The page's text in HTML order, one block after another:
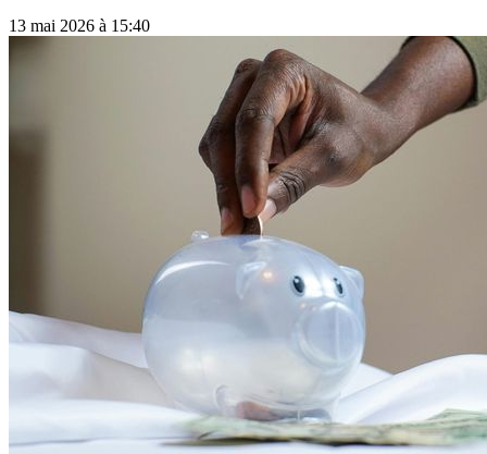
13 mai 2026 à 15:40